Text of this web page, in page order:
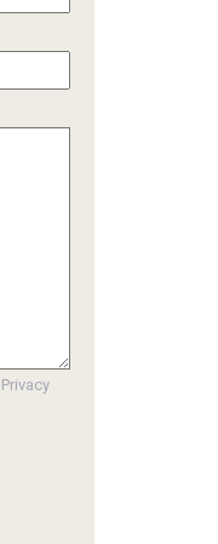
Privacy